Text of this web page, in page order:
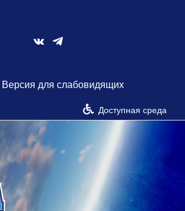
Vk
Версия для слабовидящих
Доступная среда